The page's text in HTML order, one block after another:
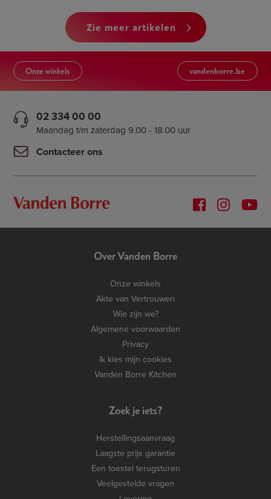
zie meer artikelen
Onze winkels vandenborre.be
02 334 00 00
Maandag t/m zaterdag 9.00 - 18.00 uur
Contacteer ons
Over Vanden Borre
Onze winkels
Akte van Vertrouwen
Wie zijn we?
Algemene voorwaarden
Privacy
Ik kies mijn cookies
Vanden Borre Kitchen
Zoek je iets?
Herstellingsaanvraag
Laagste prijs garantie
Een toestel terugsturen
Veelgestelde vragen